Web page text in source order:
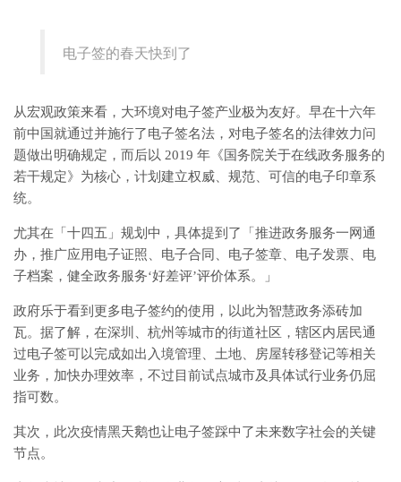
电子签的春天快到了
从宏观政策来看，大环境对电子签产业极为友好。早在十六年
前中国就通过并施行了电子签名法，对电子签名的法律效力问
题做出明确规定，而后以 2019 年《国务院关于在线政务服务的
若干规定》为核心，计划建立权威、规范、可信的电子印章系
统。
尤其在「十四五」规划中，具体提到了「推进政务服务一网通
办，推广应用电子证照、电子合同、电子签章、电子发票、电
子档案，健全政务服务‘好差评’评价体系。」
政府乐于看到更多电子签约的使用，以此为智慧政务添砖加
瓦。据了解，在深圳、杭州等城市的街道社区，辖区内居民通
过电子签可以完成如出入境管理、土地、房屋转移登记等相关
业务，加快办理效率，不过目前试点城市及具体试行业务仍屈
指可数。
其次，此次疫情黑天鹅也让电子签踩中了未来数字社会的关键
节点。